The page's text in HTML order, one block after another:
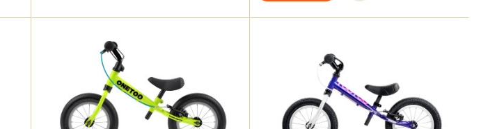
Вес:3.4 кг Рекомендуемый возраст:от 2 лет